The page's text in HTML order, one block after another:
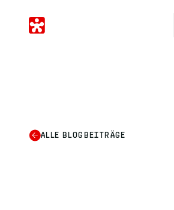
ALLE BLOGBEITRÄGE